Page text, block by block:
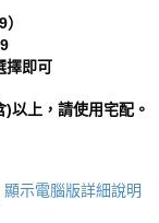
擇即可
以上，請使用宅配。
顯示電腦版詳細說明